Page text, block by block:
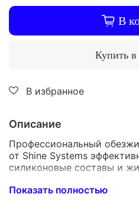
В
Купить
В избранное
Описание
Профессиональный
от Shine Systems
силиконовые составы и
покраски автомобилей.
Показать полностью